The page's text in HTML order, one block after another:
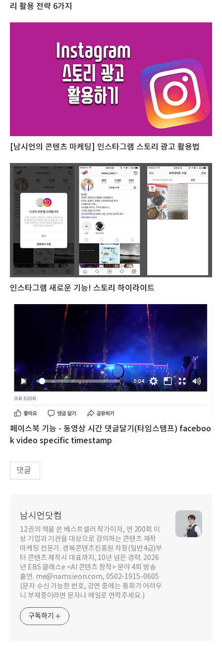
리 활용 전략 6가지
[남시언의 콘텐츠 마케팅] 인스타그램 스토리 광고 활용법
인스타그램 새로운 기능! 스토리 하이라이트
페이스북 기능 - 동영상 시간 댓글달기(타임스탬프) faceboo
k video specific timestamp
댓글
남시언닷컴
12권의 책을 쓴 베스트셀러 작가이자, 연 200회 이
상 기업과 기관을 대상으로 강의하는 콘텐츠 제작
마케팅 전문가. 경북콘텐츠진흥원 차장(일반4급)부
터 콘텐츠 제작사 대표까지, 10년 넘은 경력. 2026
년 EBS 클래스e <AI 콘텐츠 창작> 분야 4회 방송
출연. me@namsieon.com, 0502-1915-0605
(문자 수신 가능한 번호, 강연 중에는 통화가 어려우
니 부재중이라면 문자나 메일로 연락주세요.)
구독하기